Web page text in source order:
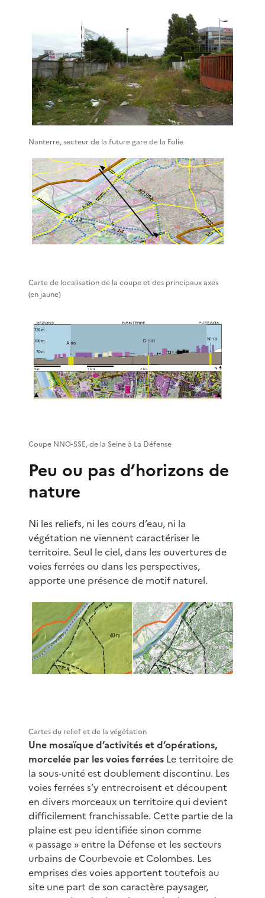
Nanterre, secteur de la future gare de la Folie
Carte de localisation de la coupe et des principaux axes
(en jaune)
Coupe NNO-SSE, de la Seine à La Défense
Peu ou pas d’horizons de
nature
Ni les reliefs, ni les cours d’eau, ni la
végétation ne viennent caractériser le
territoire. Seul le ciel, dans les ouvertures de
voies ferrées ou dans les perspectives,
apporte une présence de motif naturel.
Cartes du relief et de la végétation
Une mosaïque d’activités et d’opérations,
morcelée par les voies ferrées Le territoire de
la sous-unité est doublement discontinu. Les
voies ferrées s’y entrecroisent et découpent
en divers morceaux un territoire qui devient
difficilement franchissable. Cette partie de la
plaine est peu identifiée sinon comme
« passage » entre la Défense et les secteurs
urbains de Courbevoie et Colombes. Les
emprises des voies apportent toutefois au
site une part de son caractère paysager,